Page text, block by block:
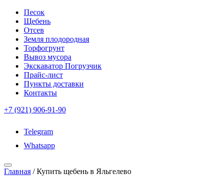
Песок
Щебень
Отсев
Земля плодородная
Торфогрунт
Вывоз мусора
Экскаватор Погрузчик
Прайс-лист
Пункты доставки
Контакты
+7 (921) 906-91-90
Telegram
Whatsapp
Главная /Купить щебень в Яльгелево